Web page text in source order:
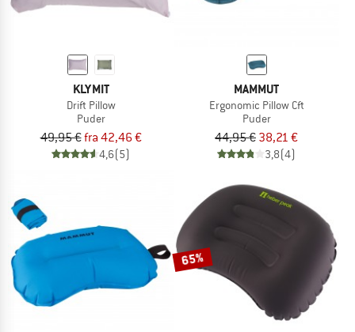
KLYMIT
Drift Pillow
Puder
49,95 €fra 42,46 €
4,6(5)
MAMMUT
Ergonomic Pillow Cft
Puder
44,95 € 38,21 €
3,8(4)
65%